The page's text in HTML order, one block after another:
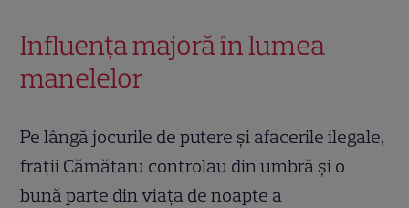
Influența majoră în lumea
manelelor
Pe lângă jocurile de putere și afacerile ilegale,
frații Cămătaru controlau din umbră și o
bună parte din viața de noapte a